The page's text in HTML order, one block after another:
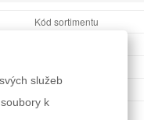
Kód sortimentu
Minimální odběr
služeb
k